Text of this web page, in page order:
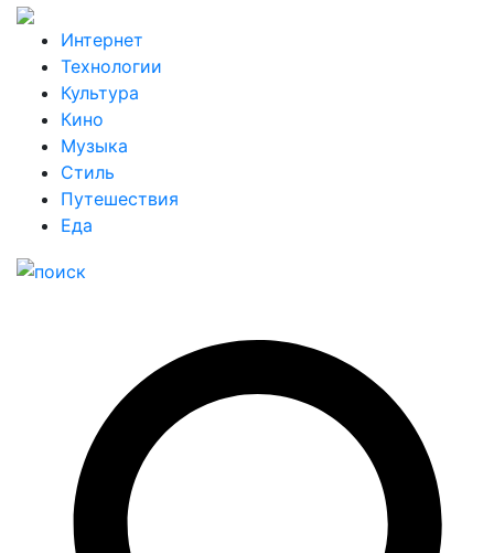
Интернет
Технологии
Культура
Кино
Музыка
Стиль
Путешествия
Еда